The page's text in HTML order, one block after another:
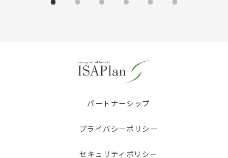
パートナーシップ
プライバシーポリシー
セキュリティポリシー